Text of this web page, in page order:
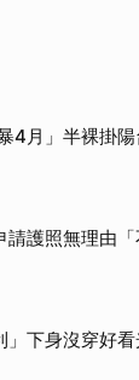
4月」半裸掛
護照無理由
」下身沒穿好